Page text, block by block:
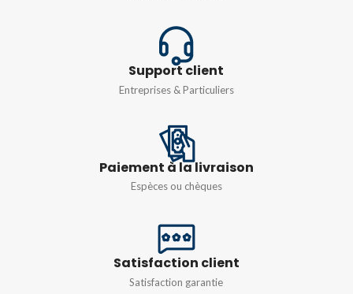
Support client
Entreprises & Particuliers
Paiement à la livraison
Espèces ou chèques
Satisfaction client
Satisfaction garantie